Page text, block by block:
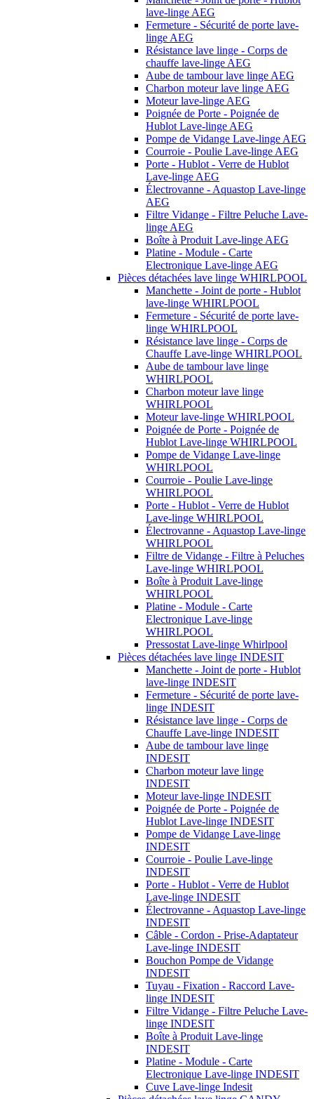
lave-linge AEG
Fermeture - Sécurité de porte lave-
linge AEG
Résistance lave linge - Corps de
chauffe lave-linge AEG
Aube de tambour lave linge AEG
Charbon moteur lave linge AEG
Moteur lave-linge AEG
Poignée de Porte - Poignée de
Hublot Lave-linge AEG
Pompe de Vidange Lave-linge AEG
Courroie - Poulie Lave-linge AEG
Porte - Hublot - Verre de Hublot
Lave-linge AEG
Électrovanne - Aquastop Lave-linge
AEG
Filtre Vidange - Filtre Peluche Lave-
linge AEG
Boîte à Produit Lave-linge AEG
Platine - Module - Carte
Electronique Lave-linge AEG
Pièces détachées lave linge WHIRLPOOL
Manchette - Joint de porte - Hublot
lave-linge WHIRLPOOL
Fermeture - Sécurité de porte lave-
linge WHIRLPOOL
Résistance lave linge - Corps de
Chauffe Lave-linge WHIRLPOOL
Aube de tambour lave linge
WHIRLPOOL
Charbon moteur lave linge
WHIRLPOOL
Moteur lave-linge WHIRLPOOL
Poignée de Porte - Poignée de
Hublot Lave-linge WHIRLPOOL
Pompe de Vidange Lave-linge
WHIRLPOOL
Courroie - Poulie Lave-linge
WHIRLPOOL
Porte - Hublot - Verre de Hublot
Lave-linge WHIRLPOOL
Électrovanne - Aquastop Lave-linge
WHIRLPOOL
Filtre de Vidange - Filtre à Peluches
Lave-linge WHIRLPOOL
Boîte à Produit Lave-linge
WHIRLPOOL
Platine - Module - Carte
Electronique Lave-linge
WHIRLPOOL
Pressostat Lave-linge Whirlpool
Pièces détachées lave linge INDESIT
Manchette - Joint de porte - Hublot
lave-linge INDESIT
Fermeture - Sécurité de porte lave-
linge INDESIT
Résistance lave linge - Corps de
Chauffe Lave-linge INDESIT
Aube de tambour lave linge
INDESIT
Charbon moteur lave linge
INDESIT
Moteur lave-linge INDESIT
Poignée de Porte - Poignée de
Hublot Lave-linge INDESIT
Pompe de Vidange Lave-linge
INDESIT
Courroie - Poulie Lave-linge
INDESIT
Porte - Hublot - Verre de Hublot
Lave-linge INDESIT
Électrovanne - Aquastop Lave-linge
INDESIT
Câble - Cordon - Prise-Adaptateur
Lave-linge INDESIT
Bouchon Pompe de Vidange
INDESIT
Tuyau - Fixation - Raccord Lave-
linge INDESIT
Filtre Vidange - Filtre Peluche Lave-
linge INDESIT
Boîte à Produit Lave-linge
INDESIT
Platine - Module - Carte
Electronique Lave-linge INDESIT
Cuve Lave-linge Indesit